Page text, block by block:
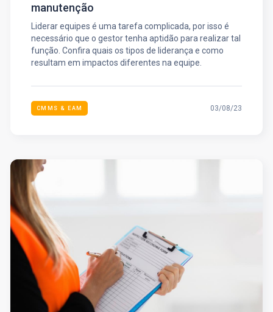
manutenção
Liderar equipes é uma tarefa complicada, por isso é
necessário que o gestor tenha aptidão para realizar tal
função. Confira quais os tipos de liderança e como
resultam em impactos diferentes na equipe.
CMMS & EAM 03/08/23